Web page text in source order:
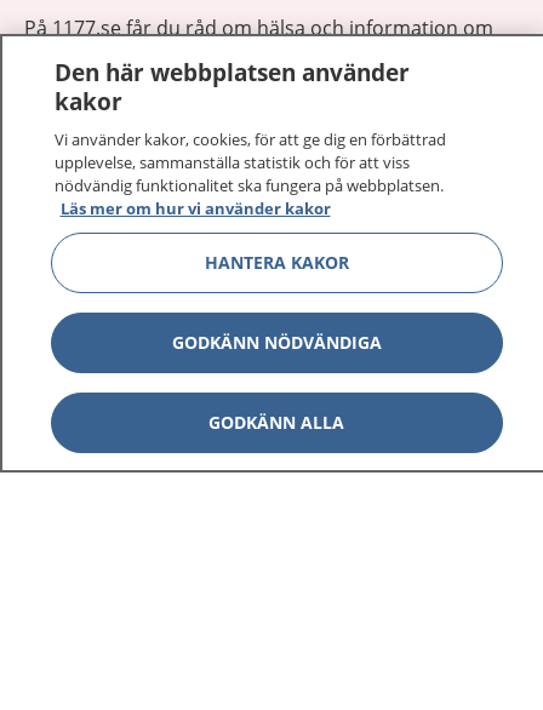
På 1177.se får du råd om hälsa och information om
sjukdomar och vilka mottagningar du kan kontakta.
Logga in för att läsa din journal och göra dina
vårdärenden. Ring telefonnummer 1177 för
sjukvårdsrådgivning dygnet runt.
1177 ger dig råd när du vill må bättre.
1177 på flera språk Visa
Om 1177 Visa
Kontakt Visa
Den här webbplatsen använder
kakor
Vi använder kakor, cookies, för att ge dig en förbättrad
upplevelse, sammanställa statistik och för att viss
nödvändig funktionalitet ska fungera på webbplatsen.
Läs mer om hur vi använder kakor
HANTERA KAKOR
GODKÄNN NÖDVÄNDIGA
GODKÄNN ALLA